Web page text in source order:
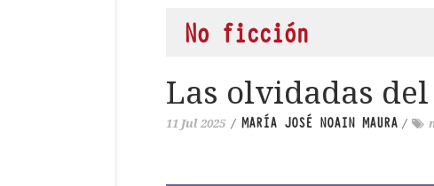
No ficción
Las olvidadas
11 Jul 2025 / MARÍA JOSÉ NOAIN MAURA /